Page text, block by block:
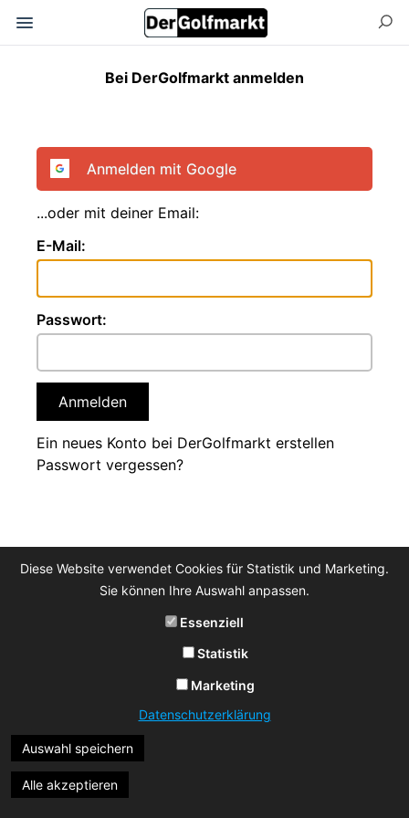
Bei DerGolfmarkt anmelden
Anmelden mit Google
...oder mit deiner Email:
E-Mail:
Passwort:
Anmelden
Ein neues Konto bei DerGolfmarkt erstellen
Passwort vergessen?
Diese Website verwendet Cookies für Statistik und Marketing.
Sie können Ihre Auswahl anpassen.
Essenziell
Statistik
Marketing
Datenschutzerklärung
Auswahl speichern
Alle akzeptieren